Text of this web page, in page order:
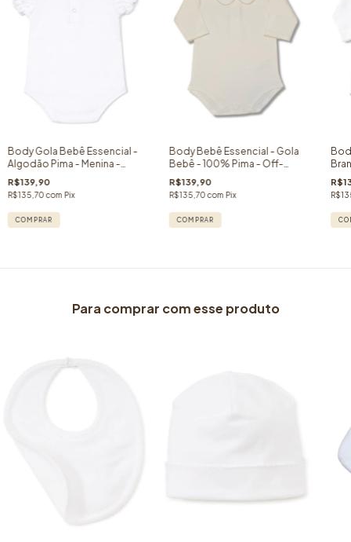
Body Gola Bebê Essencial -
Algodão Pima - Menina -
Manga Curta Princesa
R$139,90
R$135,70com Pix
COMPRAR
Body Bebê Essencial - Gola
Bebê - 100% Pima - Off-
White - Picueta Areia- Manga
Longa
R$139,90
R$135,70com Pix
COMPRAR
Para comprar com esse produto